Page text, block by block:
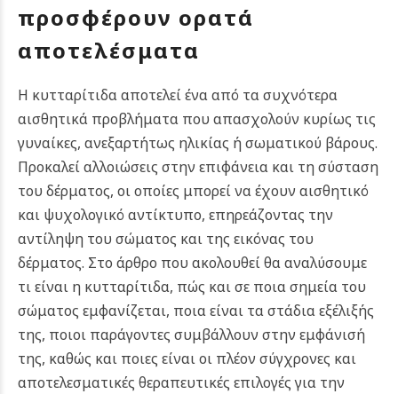
προσφέρουν ορατά
αποτελέσματα
Η κυτταρίτιδα αποτελεί ένα από τα συχνότερα
αισθητικά προβλήματα που απασχολούν κυρίως τις
γυναίκες, ανεξαρτήτως ηλικίας ή σωματικού βάρους.
Προκαλεί αλλοιώσεις στην επιφάνεια και τη σύσταση
του δέρματος, οι οποίες μπορεί να έχουν αισθητικό
και ψυχολογικό αντίκτυπο, επηρεάζοντας την
αντίληψη του σώματος και της εικόνας του
δέρματος. Στο άρθρο που ακολουθεί θα αναλύσουμε
τι είναι η κυτταρίτιδα, πώς και σε ποια σημεία του
σώματος εμφανίζεται, ποια είναι τα στάδια εξέλιξής
της, ποιοι παράγοντες συμβάλλουν στην εμφάνισή
της, καθώς και ποιες είναι οι πλέον σύγχρονες και
αποτελεσματικές θεραπευτικές επιλογές για την